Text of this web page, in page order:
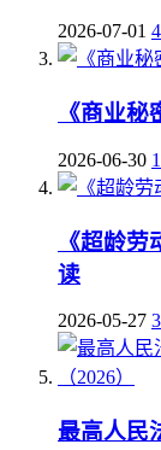
2026-07-01
《商业
2026-06-30
《超龄
读
2026-05-27
最高人民